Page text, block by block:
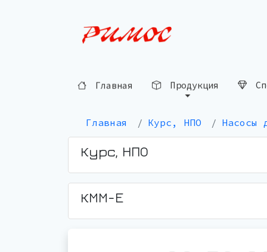
Главная Продукция
Главная Курс, НПО Насосы
Курс, НПО
КММ-Е